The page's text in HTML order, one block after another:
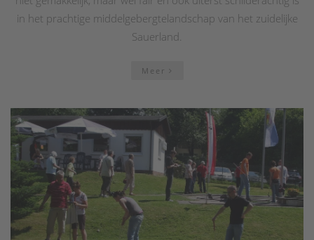
in het prachtige middelgebergtelandschap van het zuidelijke
Sauerland.
Meer